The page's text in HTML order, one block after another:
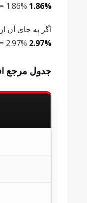
1.86% 1.86%
اگر به جای آن از 12 AWG استفاده می‌کردید (R = 1.98Ω در هر 1000 فوت):
2.97% 2.97%
جدول مرجع